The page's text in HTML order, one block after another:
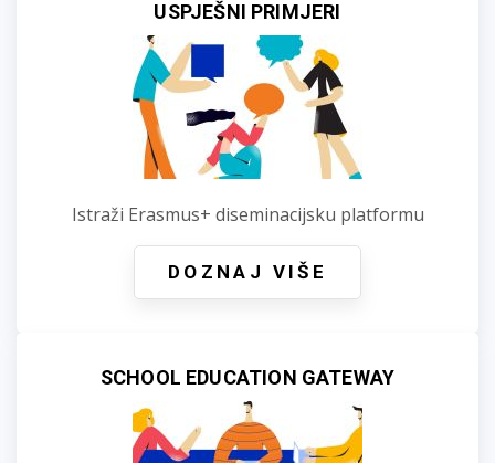
USPJEŠNI PRIMJERI
Istraži Erasmus+ diseminacijsku platformu
DOZNAJ VIŠE
SCHOOL EDUCATION GATEWAY